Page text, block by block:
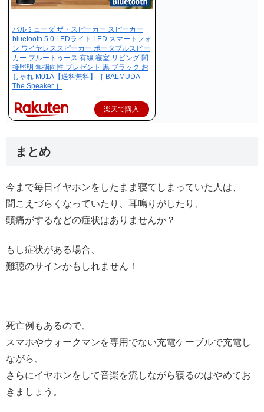
バルミューダ ザ・スピーカー スピーカー
bluetooth 5.0 LEDライト LED スマートフォ
ン ワイヤレススピーカー ポータブルスピー
カー ブルートゥース 有線 寝室 リビング 間
接照明 無指向性 プレゼント 黒 ブラック お
しゃれ M01A【送料無料】［ BALMUDA
The Speaker ］
楽天で購入
まとめ
今まで毎日イヤホンをしたまま寝てしまっていた人は、
聞こえづらくなっていたり、耳鳴りがしたり、
頭痛がするなどの症状はありませんか？
もし症状がある場合、
難聴のサインかもしれません！
死亡例もあるので、
スマホやウォークマンを専用でない充電ケーブルで充電し
ながら、
さらにイヤホンをして音楽を流しながら寝るのはやめてお
きましょう。